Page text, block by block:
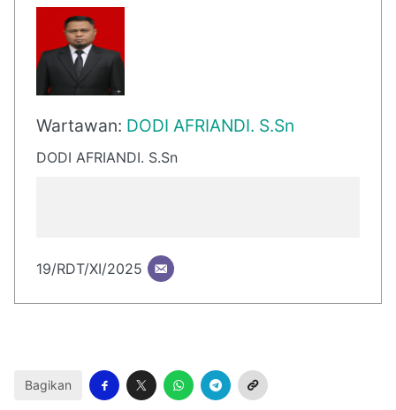
Wartawan: DODI AFRIANDI. S.Sn
DODI AFRIANDI. S.Sn
19/RDT/XI/2025
Bagikan